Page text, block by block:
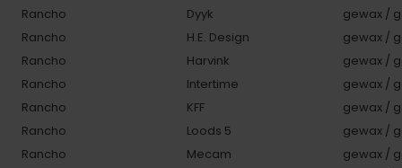
Rancho
Dyyk
gewax /
Rancho
H.E. Design
gewax /
Rancho
Harvink
gewax /
Rancho
Intertime
gewax /
Rancho
KFF
gewax /
Rancho
Loods 5
gewax /
Rancho
Mecam
gewax /